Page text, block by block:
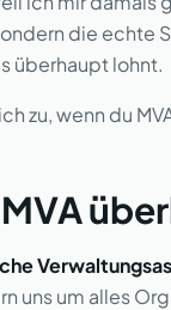
die echte
überhaupt lohnt.
zu, wenn du
uns um alles